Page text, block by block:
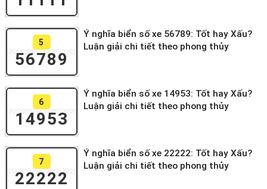
5
56789
Ý nghĩa biển số xe 56789: Tốt hay Xấu?
Luận giải chi tiết theo phong thủy
6
14953
Ý nghĩa biển số xe 14953: Tốt hay Xấu?
Luận giải chi tiết theo phong thủy
7
22222
Ý nghĩa biển số xe 22222: Tốt hay Xấu?
Luận giải chi tiết theo phong thủy